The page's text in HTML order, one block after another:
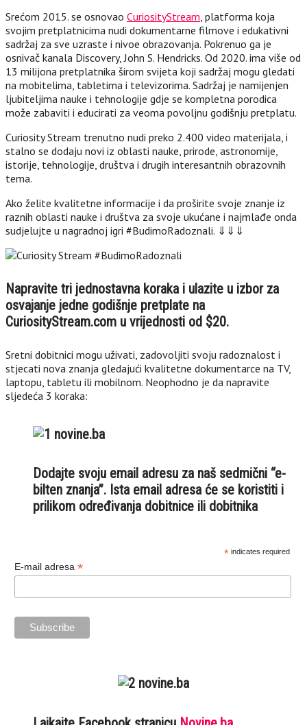
Srećom 2015. se osnovao CuriosityStream, platforma koja
svojim pretplatnicima nudi dokumentarne filmove i edukativni
sadržaj za sve uzraste i nivoe obrazovanja. Pokrenuo ga je
osnivač kanala Discovery, John S. Hendricks. Od 2020. ima više od
13 milijona pretplatnika širom svijeta koji sadržaj mogu gledati
na mobitelima, tabletima i televizorima. Sadržaj je namijenjen
ljubiteljima nauke i tehnologije gdje se kompletna porodica
može zabaviti i educirati za veoma povoljnu godišnju pretplatu.
Curiosity Stream trenutno nudi preko 2.400 video materijala, i
stalno se dodaju novi iz oblasti nauke, prirode, astronomije,
istorije, tehnologije, društva i drugih interesantnih obrazovnih
tema.
Ako želite kvalitetne informacije i da proširite svoje znanje iz
raznih oblasti nauke i društva za svoje ukućane i najmlađe onda
sudjelujte u nagradnoj igri #BudimoRadoznali. ⇓⇓⇓
Napravite tri jednostavna koraka i ulazite u izbor za
osvajanje jedne godišnje pretplate na
CuriosityStream.com u vrijednosti od $20.
Sretni dobitnici mogu uživati, zadovoljiti svoju radoznalost i
stjecati nova znanja gledajući kvalitetne dokumentarce na TV,
laptopu, tabletu ili mobilnom. Neophodno je da napravite
sljedeća 3 koraka:
Dodajte svoju email adresu za naš sedmični “e-
bilten znanja”. Ista email adresa će se koristiti i
prilikom određivanja dobitnice ili dobitnika
* indicates required
E-mail adresa *